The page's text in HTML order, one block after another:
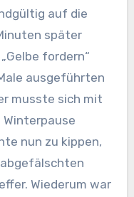
auf die
später
fordern“
ausgeführten
musste sich mit
Winterpause
nun zu kippen,
abgefälschten
Wiederum war